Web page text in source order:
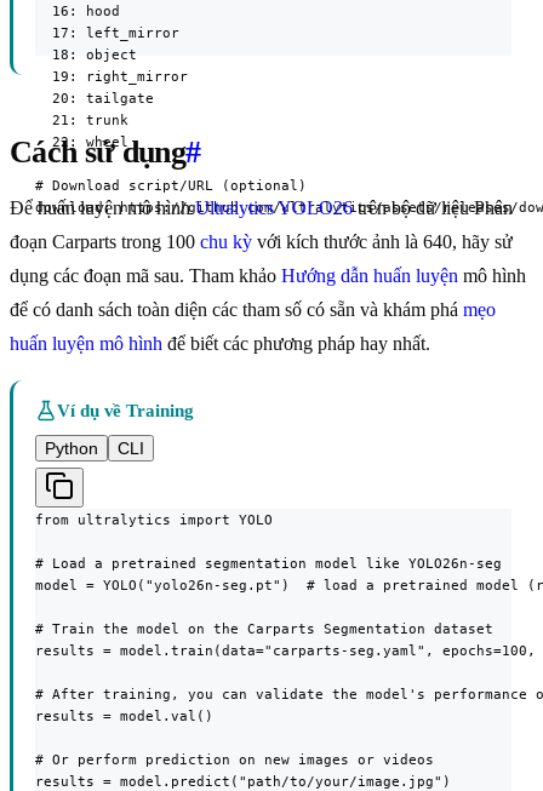
  16: hood
  17: left_mirror
  18: object
  19: right_mirror
  20: tailgate
  21: trunk
  22: wheel
# Download script/URL (optional)
download: https://github.com/ultralytics/assets/releases/
Cách sử dụng#
Để huấn luyện mô hìnhUltralytics YOLO26trên bộ dữ liệu Phân
đoạn Carparts trong 100 chu kỳ với kích thước ảnh là 640, hãy sử
dụng các đoạn mã sau. Tham khảo Hướng dẫn huấn luyện mô hình
để có danh sách toàn diện các tham số có sẵn và khám phá mẹo
huấn luyện mô hình để biết các phương pháp hay nhất.
Ví dụ về Training
Python
CLI
from ultralytics import YOLO
# Load a pretrained segmentation model like YOLO26n-seg
model = YOLO("yolo26n-seg.pt")  # load a pretrained model
# Train the model on the Carparts Segmentation dataset
results = model.train(data="carparts-seg.yaml", epochs=100,
# After training, you can validate the model's performance
results = model.val()
# Or perform prediction on new images or videos
results = model.predict("path/to/your/image.jpg")